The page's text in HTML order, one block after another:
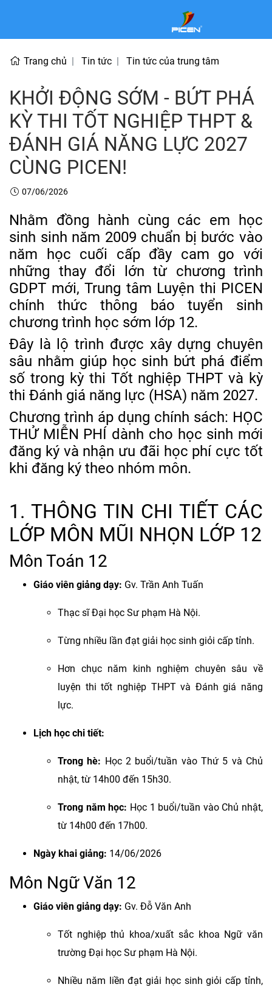
Trang chủ Tin tức Tin tức của trung tâm
KHỞI ĐỘNG SỚM - BỨT PHÁ
KỲ THI TỐT NGHIỆP THPT &
ĐÁNH GIÁ NĂNG LỰC 2027
CÙNG PICEN!
07/06/2026
Nhằm đồng hành cùng các em học
sinh sinh năm 2009 chuẩn bị bước vào
năm học cuối cấp đầy cam go với
những thay đổi lớn từ chương trình
GDPT mới, Trung tâm Luyện thi PICEN
chính thức thông báo tuyển sinh
chương trình học sớm lớp 12.
Đây là lộ trình được xây dựng chuyên
sâu nhằm giúp học sinh bứt phá điểm
số trong kỳ thi Tốt nghiệp THPT và kỳ
thi Đánh giá năng lực (HSA) năm 2027.
Chương trình áp dụng chính sách: HỌC
THỬ MIỄN PHÍ dành cho học sinh mới
đăng ký và nhận ưu đãi học phí cực tốt
khi đăng ký theo nhóm môn.
1. THÔNG TIN CHI TIẾT CÁC
LỚP MÔN MŨI NHỌN LỚP 12
Môn Toán 12
Giáo viên giảng dạy: Gv. Trần Anh Tuấn
Thạc sĩ Đại học Sư phạm Hà Nội.
Từng nhiều lần đạt giải học sinh giỏi cấp tỉnh.
Hơn chục năm kinh nghiệm chuyên sâu về
luyện thi tốt nghiệp THPT và Đánh giá năng
lực.
Lịch học chi tiết:
Trong hè: Học 2 buổi/tuần vào Thứ 5 và Chủ
nhật, từ 14h00 đến 15h30.
Trong năm học: Học 1 buổi/tuần vào Chủ nhật,
từ 14h00 đến 17h00.
Ngày khai giảng: 14/06/2026
Môn Ngữ Văn 12
Giáo viên giảng dạy: Gv. Đỗ Văn Anh
Tốt nghiệp thủ khoa/xuất sắc khoa Ngữ văn
trường Đại học Sư phạm Hà Nội.
Nhiều năm liền đạt giải học sinh giỏi cấp tỉnh,